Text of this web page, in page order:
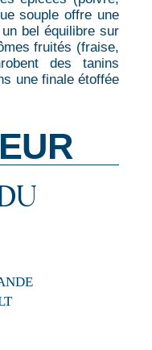
souple offre une
bel équilibre sur
fruités (fraise,
des tanins
une finale étoffée